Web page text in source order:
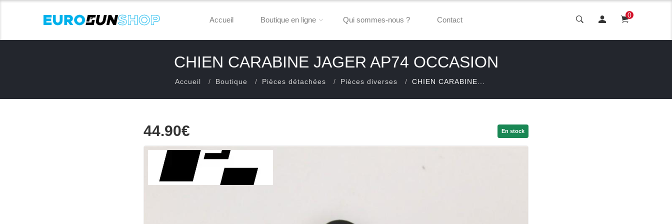
Accueil Boutique en ligne Qui sommes-nous ? Contact
0
CHIEN CARABINE JAGER AP74 OCCASION
Accueil Boutique Pièces détachées Pièces diverses CHIEN CARABINE...
44.90€ En stock